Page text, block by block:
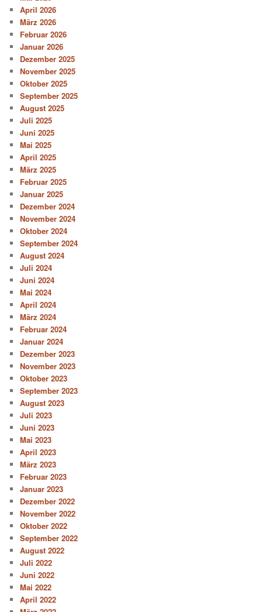
April 2026
März 2026
Februar 2026
Januar 2026
Dezember 2025
November 2025
Oktober 2025
September 2025
August 2025
Juli 2025
Juni 2025
Mai 2025
April 2025
März 2025
Februar 2025
Januar 2025
Dezember 2024
November 2024
Oktober 2024
September 2024
August 2024
Juli 2024
Juni 2024
Mai 2024
April 2024
März 2024
Februar 2024
Januar 2024
Dezember 2023
November 2023
Oktober 2023
September 2023
August 2023
Juli 2023
Juni 2023
Mai 2023
April 2023
März 2023
Februar 2023
Januar 2023
Dezember 2022
November 2022
Oktober 2022
September 2022
August 2022
Juli 2022
Juni 2022
Mai 2022
April 2022